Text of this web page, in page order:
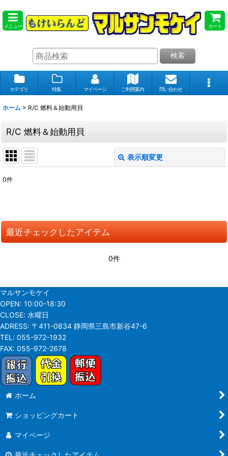
メニュー カート
検索
カテゴリ 特集 マイページ ご利用案内 問い合わせ
ホーム > R/C 燃料＆始動用貝
R/C 燃料＆始動用貝
表示順変更
並び順:
絞り込む
0件
最近チェックしたアイテム
0件
マルサンモケイ
OPEN: 10:00-18:30
CLOSE: 水曜日
ADRESS: 〒411-0834 静岡県三島市新谷47-6
TEL: 055-972-1932
FAX: 055-972-2678
ホーム
ショッピングカート
マイページ